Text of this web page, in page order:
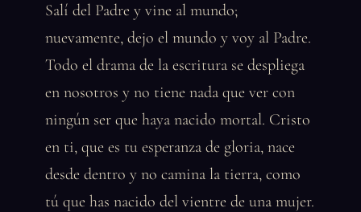
Salí del Padre y vine al mundo;
nuevamente, dejo el mundo y voy al Padre.
Todo el drama de la escritura se despliega
en nosotros y no tiene nada que ver con
ningún ser que haya nacido mortal. Cristo
en ti, que es tu esperanza de gloria, nace
desde dentro y no camina la tierra, como
tú que has nacido del vientre de una mujer.